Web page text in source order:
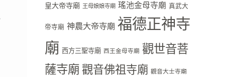
皇大帝寺廟 王母娘娘寺廟 瑤池金母寺廟 真武大
帝寺廟 神農大帝寺廟 福德正神寺
廟 西方三聖寺廟 西王金母寺廟 觀世音菩
薩寺廟觀音佛祖寺廟 觀音大士寺廟